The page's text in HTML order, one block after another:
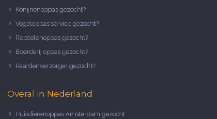
Konijnenoppas gezocht?
Vogeloppas service gezocht?
Reptielenoppas gezocht?
Boerderij oppas gezocht?
Paardenverzorger gezocht?
Overal in Nederland
Huisdierenoppas Amsterdam gezocht